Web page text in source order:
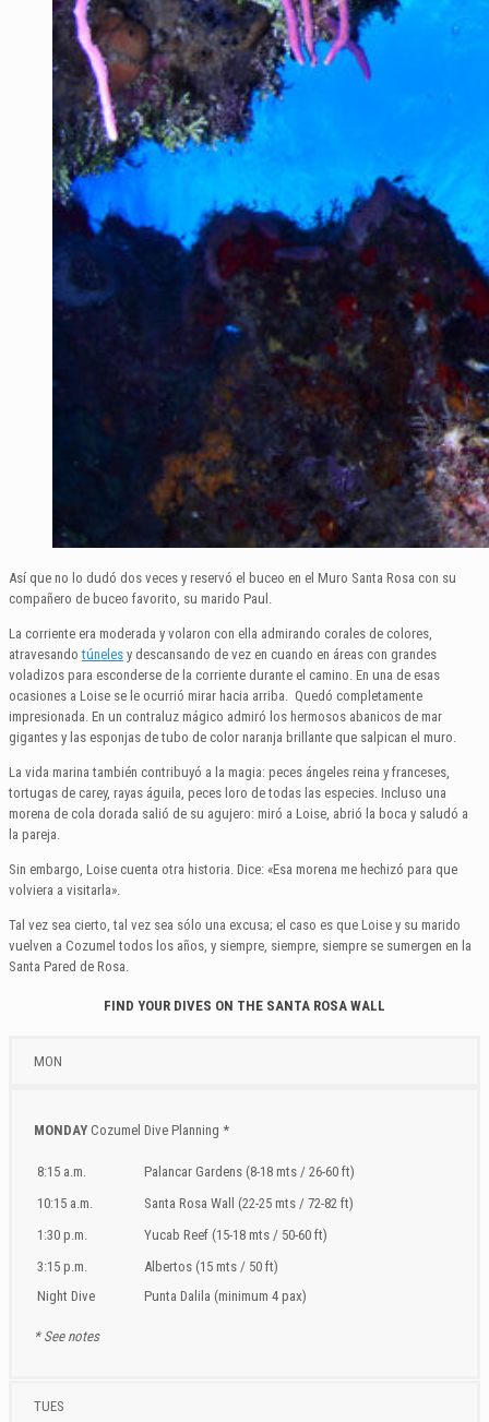
Así que no lo dudó dos veces y reservó el buceo en el Muro Santa Rosa con su
compañero de buceo favorito, su marido Paul.
La corriente era moderada y volaron con ella admirando corales de colores,
atravesandotúneles y descansando de vez en cuando en áreas con grandes
voladizos para esconderse de la corriente durante el camino. En una de esas
ocasiones a Loise se le ocurrió mirar hacia arriba. Quedó completamente
impresionada. En un contraluz mágico admiró los hermosos abanicos de mar
gigantes y las esponjas de tubo de color naranja brillante que salpican el muro.
La vida marina también contribuyó a la magia: peces ángeles reina y franceses,
tortugas de carey, rayas águila, peces loro de todas las especies. Incluso una
morena de cola dorada salió de su agujero: miró a Loise, abrió la boca y saludó a
la pareja.
Sin embargo, Loise cuenta otra historia. Dice: «Esa morena me hechizó para que
volviera a visitarla».
Tal vez sea cierto, tal vez sea sólo una excusa; el caso es que Loise y su marido
vuelven a Cozumel todos los años, y siempre, siempre, siempre se sumergen en la
Santa Pared de Rosa.
FIND YOUR DIVES ON THE SANTA ROSA WALL
MON
MONDAY Cozumel Dive Planning *
8:15 a.m.
Palancar Gardens (8-18 mts / 26-60 ft)
10:15 a.m.
Santa Rosa Wall (22-25 mts / 72-82 ft)
1:30 p.m.
Yucab Reef (15-18 mts / 50-60 ft)
3:15 p.m.
Albertos (15 mts / 50 ft)
Night Dive
Punta Dalila (minimum 4 pax)
* See notes
TUES